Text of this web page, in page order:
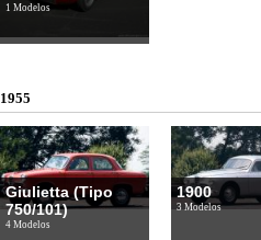
1 Modelos
1955
Giulietta (Tipo
750/101)
4 Modelos
1900
3 Modelos